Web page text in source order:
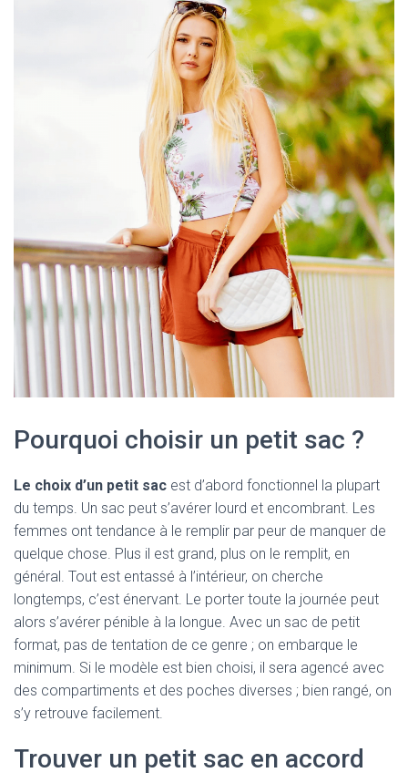
Pourquoi choisir un petit sac ?
Le choix d’un petit sac est d’abord fonctionnel la plupart
du temps. Un sac peut s’avérer lourd et encombrant. Les
femmes ont tendance à le remplir par peur de manquer de
quelque chose. Plus il est grand, plus on le remplit, en
général. Tout est entassé à l’intérieur, on cherche
longtemps, c’est énervant. Le porter toute la journée peut
alors s’avérer pénible à la longue. Avec un sac de petit
format, pas de tentation de ce genre ; on embarque le
minimum. Si le modèle est bien choisi, il sera agencé avec
des compartiments et des poches diverses ; bien rangé, on
s’y retrouve facilement.
Trouver un petit sac en accord